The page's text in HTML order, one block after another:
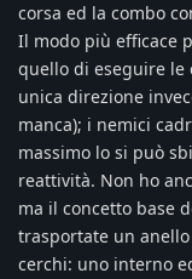
corsa ed la combo
Il modo più efficace
quello di eseguire le
unica direzione
manca); i nemici
massimo lo si può
reattività. Non ho
ma il concetto base
trasportate un
cerchi: uno interno